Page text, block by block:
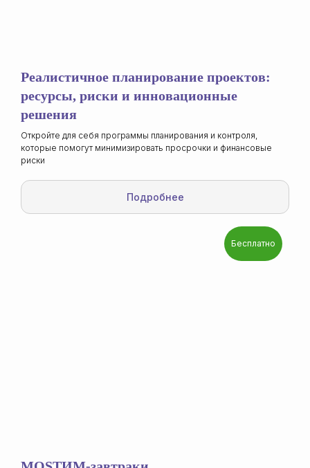
Реалистичное планирование проектов:
ресурсы, риски и инновационные
решения
Откройте для себя программы планирования и контроля,
которые помогут минимизировать просрочки и финансовые
риски
Подробнее
Бесплатно